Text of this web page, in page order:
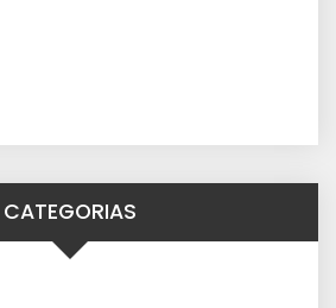
CATEGORIAS